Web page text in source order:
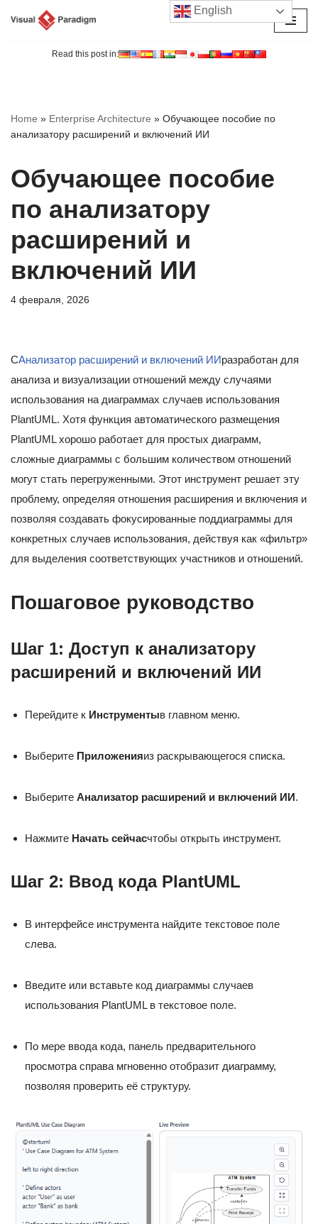
Read this post in:
Home » Enterprise Architecture » Обучающее пособие по
анализатору расширений и включений ИИ
Обучающее пособие
по анализатору
расширений и
включений ИИ
4 февраля, 2026
САнализатор расширений и включений ИИразработан для
анализа и визуализации отношений между случаями
использования на диаграммах случаев использования
PlantUML. Хотя функция автоматического размещения
PlantUML хорошо работает для простых диаграмм,
сложные диаграммы с большим количеством отношений
могут стать перегруженными. Этот инструмент решает эту
проблему, определяя отношения расширения и включения и
позволяя создавать фокусированные поддиаграммы для
конкретных случаев использования, действуя как «фильтр»
для выделения соответствующих участников и отношений.
Пошаговое руководство
Шаг 1: Доступ к анализатору
расширений и включений ИИ
Перейдите к Инструментыв главном меню.
Выберите Приложенияиз раскрывающегося списка.
Выберите Анализатор расширений и включений ИИ.
Нажмите Начать сейчасчтобы открыть инструмент.
Шаг 2: Ввод кода PlantUML
В интерфейсе инструмента найдите текстовое поле
слева.
Введите или вставьте код диаграммы случаев
использования PlantUML в текстовое поле.
По мере ввода кода, панель предварительного
просмотра справа мгновенно отобразит диаграмму,
позволяя проверить её структуру.
English